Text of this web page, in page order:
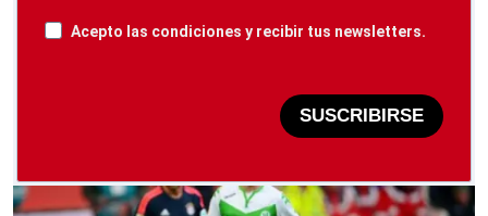
Acepto las condiciones y recibir tus newsletters.
SUSCRIBIRSE